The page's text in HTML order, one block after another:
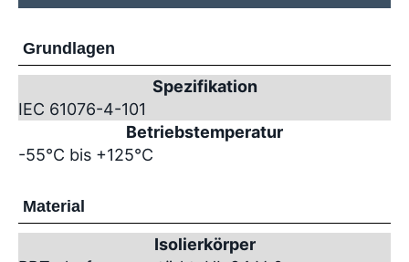
Grundlagen
Spezifikation
IEC 61076-4-101
Betriebstemperatur
-55°C bis +125°C
Material
Isolierkörper